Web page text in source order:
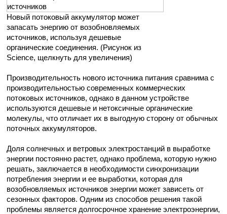
Новый потоковый аккумулятор может
запасать энергию от возобновляемых
источников, используя дешевые
органические соединения. (Рисунок из
Science, щелкнуть для увеличения)
Производительность нового источника питания сравнима с
производительностью современных коммерческих
потоковых источников, однако в данном устройстве
используются дешевые и нетоксичные органические
молекулы, что отличает их в выгодную сторону от обычных
поточных аккумуляторов.
Доля солнечных и ветровых электростанций в выработке
энергии постоянно растет, однако проблема, которую нужно
решать, заключается в необходимости синхронизации
потребления энергии и ее выработки, которая для
возобновляемых источников энергии может зависеть от
сезонных факторов. Одним из способов решения такой
проблемы является долгосрочное хранение электроэнергии,